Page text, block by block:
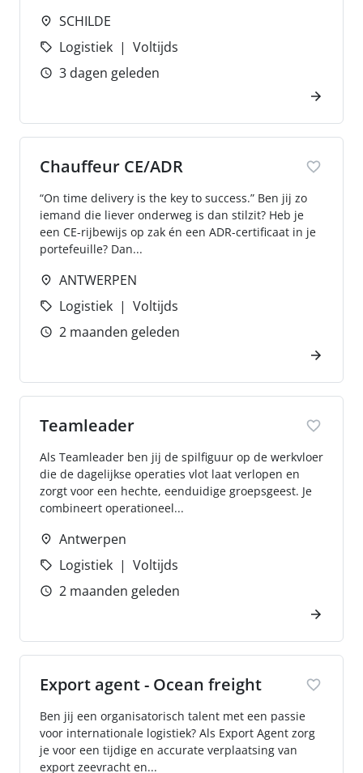
SCHILDE
Logistiek
Voltijds
3 dagen geleden
Chauffeur CE/ADR
“On time delivery is the key to success.” Ben jij zo
iemand die liever onderweg is dan stilzit? Heb je
een CE-rijbewijs op zak én een ADR-certificaat in je
portefeuille? Dan...
ANTWERPEN
Logistiek
Voltijds
2 maanden geleden
Teamleader
Als Teamleader ben jij de spilfiguur op de werkvloer
die de dagelijkse operaties vlot laat verlopen en
zorgt voor een hechte, eenduidige groepsgeest. Je
combineert operationeel...
Antwerpen
Logistiek
Voltijds
2 maanden geleden
Export agent - Ocean freight
Ben jij een organisatorisch talent met een passie
voor internationale logistiek? Als Export Agent zorg
je voor een tijdige en accurate verplaatsing van
export zeevracht en...